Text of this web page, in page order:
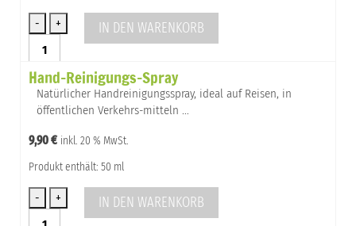
Seifenablage
Luffa
Menge
IN DEN WARENKORB
Hand-Reinigungs-Spray
Natürlicher Handreinigungsspray, ideal auf Reisen, in
öffentlichen Verkehrs-mitteln …
9,90€ inkl. 20 % MwSt.
Produkt enthält: 50 ml
IN DEN WARENKORB